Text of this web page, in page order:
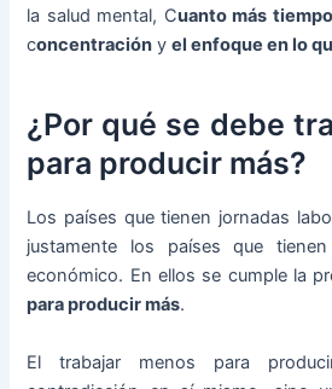
la salud mental, Cuanto más
concentración yel enfoque en lo
¿Por qué se debe
para producir más?
Los países que tienen jornadas
justamente los países que
económico. En ellos se cumple la
para producir más.
El trabajar menos para